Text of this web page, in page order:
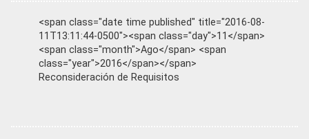
<span class="date time published" title="2016-08-
11T13:11:44-0500"><span class="day">11</span>
<span class="month">Ago</span> <span
class="year">2016</span></span>
Reconsideración de Requisitos